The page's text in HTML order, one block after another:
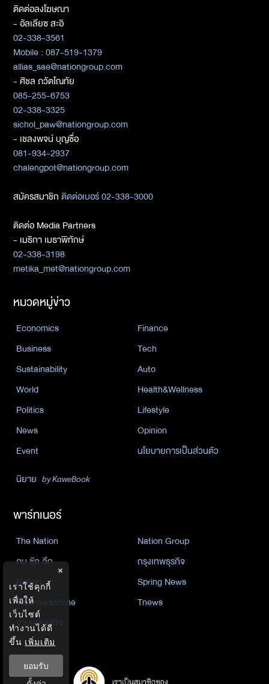
ติดต่อลงโฆษณา
- อัลเลียซ สะอิ
02-338-3561
Mobile : 087-519-1379
allias_sae@nationgroup.com
- ศิชล ภวัตโณทัย
085-255-6753
02-338-3325
sichol_paw@nationgroup.com
- เชลงพจน์ บุญซื่อ
081-934-2937
chalengpot@nationgroup.com
สมัครสมาชิกติดต่อเบอร์ 02-338-3000
ติดต่อ Media Partners
- เมธิกา เมธาพิทักษ์
02-338-3198
metika_met@nationgroup.com
หมวดหมู่ข่าว
Economics
Finance
Business
Tech
Sustainability
Auto
World
Health&Wellness
Politics
Lifestyle
News
Opinion
Event
นโยบายการเป็นส่วนตัว
นิยาย by KaweBook
พาร์ทเนอร์
The Nation
Nation Group
คม ชัด ลึก
กรุงเทพธุรกิจ
Nation
Spring News
Thainewsonline
Tnews
ฐานเศรษฐกิจ
×
เราใช้คุกกี้
เพื่อให้
เว็บไซต์
ทำงานได้ดี
ขึ้น เพิ่มเติม
ยอมรับ